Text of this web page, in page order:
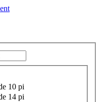
10 pi
14 pi